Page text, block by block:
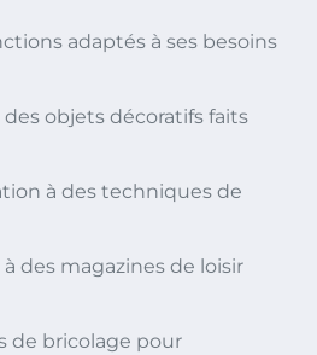
adaptés à ses besoins
objets décoratifs faits
à des techniques de
des magazines de loisir
de bricolage pour